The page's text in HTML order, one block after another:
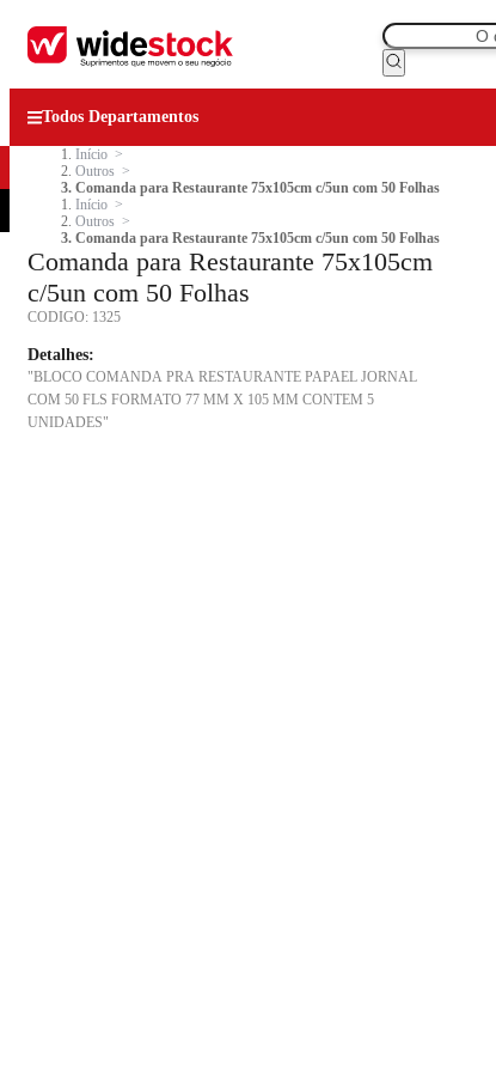
Todos Departamentos
Início
Outros
Comanda para Restaurante 75x105cm c/5un com 50 Folhas
Início
Outros
Comanda para Restaurante 75x105cm c/5un com 50 Folhas
Comanda para Restaurante 75x105cm
c/5un com 50 Folhas
CODIGO: 1325
Detalhes:
"BLOCO COMANDA PRA RESTAURANTE PAPAEL JORNAL
COM 50 FLS FORMATO 77 MM X 105 MM CONTEM 5
UNIDADES"